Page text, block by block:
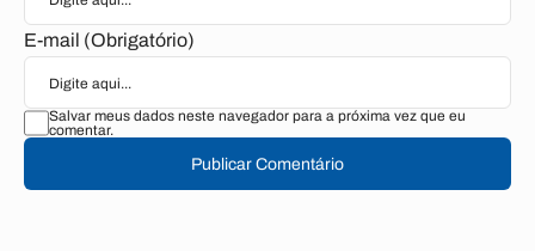
E-mail (Obrigatório)
Salvar meus dados neste navegador para a próxima vez que eu
comentar.
Publicar Comentário